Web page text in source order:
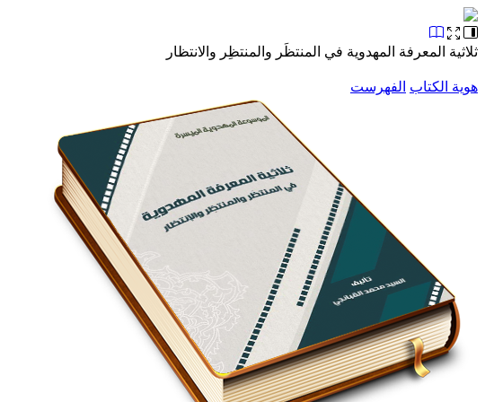
ثلاثية المعرفة المهدوية في المنتظَر والمنتظِر والانتظار
هوية الكتاب الفهرست